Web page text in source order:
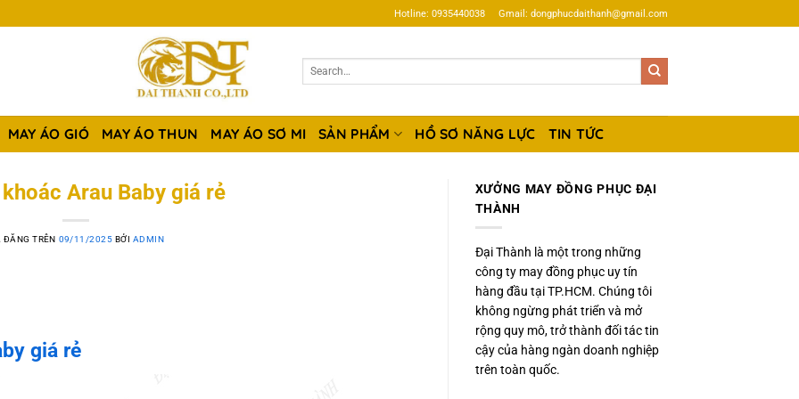
Hotline: 0935440038 Gmail: dongphucdaithanh@gmail.com
MAY ÁO GIÓ MAY ÁO THUN MAY ÁO SƠ MI SẢN PHẨM HỒ SƠ NĂNG LỰC TIN TỨC
Arau Baby giá rẻ
ĐĂNG TRÊN 09/11/2025 BỞI ADMIN
giá rẻ
XƯỞNG MAY ĐỒNG PHỤC ĐẠI
THÀNH
Đại Thành là một trong những
công ty may đồng phục uy tín
hàng đầu tại TP.HCM. Chúng tôi
không ngừng phát triển và mở
rộng quy mô, trở thành đối tác tin
cậy của hàng ngàn doanh nghiệp
trên toàn quốc.